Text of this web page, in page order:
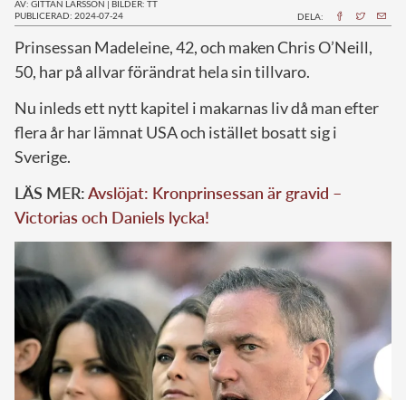
AV: GITTAN LARSSON | BILDER: TT
PUBLICERAD: 2024-07-24
DELA:
Prinsessan Madeleine, 42, och maken Chris O’Neill,
50, har på allvar förändrat hela sin tillvaro.
Nu inleds ett nytt kapitel i makarnas liv då man efter
flera år har lämnat USA och istället bosatt sig i
Sverige.
LÄS MER:Avslöjat: Kronprinsessan är gravid –
Victorias och Daniels lycka!